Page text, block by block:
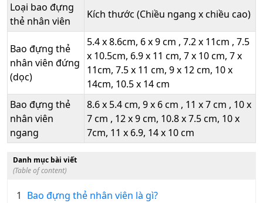
Loại bao đựng
thẻ nhân viên
Kích thước (Chiều ngang x chiều cao)
Bao đựng thẻ
nhân viên đứng
(dọc)
5.4 x 8.6cm, 6 x 9 cm , 7.2 x 11cm , 7.5
x 10.5cm, 6.9 x 11 cm, 7 x 10 cm, 7 x
11cm, 7.5 x 11 cm, 9 x 12 cm, 10 x
14cm, 10.5 x 14 cm
Bao đựng thẻ
nhân viên
ngang
8.6 x 5.4 cm, 9 x 6 cm , 11 x 7 cm , 10 x
7 cm , 12 x 9 cm, 10.8 x 7.5 cm, 10 x
7cm, 11 x 6.9, 14 x 10 cm
Danh mục bài viết
(Table of content)
1 Bao đựng thẻ nhân viên là gì?